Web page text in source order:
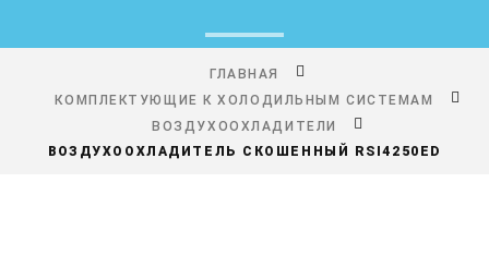
ГЛАВНАЯ
КОМПЛЕКТУЮЩИЕ К ХОЛОДИЛЬНЫМ СИСТЕМАМ
ВОЗДУХООХЛАДИТЕЛИ
ВОЗДУХООХЛАДИТЕЛЬ СКОШЕННЫЙ RSI4250ED